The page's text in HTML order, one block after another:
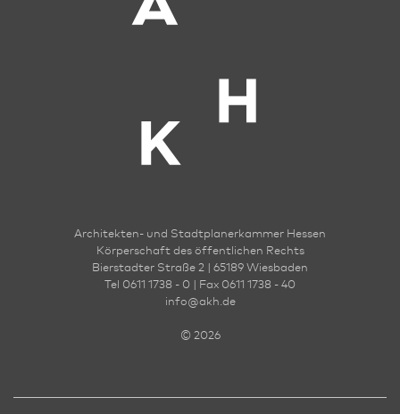
Architekten- und Stadt­planer­kammer Hessen
Körperschaft des öffentlichen Rechts
Bierstadter Straße 2 | 65189 Wies­ba­den
Tel 0611 1738 - 0 | Fax 0611 1738 - 40
info@akh.de
© 2026